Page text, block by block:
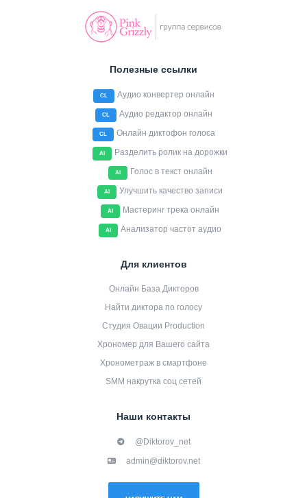
Полезные ссылки
CL Аудио конвертер онлайн
CL Аудио редактор онлайн
CL Онлайн диктофон голоса
AI Разделить ролик на дорожки
AI Голос в текст онлайн
AI Улучшить качество записи
AI Мастеринг трека онлайн
AI Анализатор частот аудио
Для клиентов
Онлайн База Дикторов
Найти диктора по голосу
Студия Овации Production
Хрономер для Вашего сайта
Хронометраж в смартфоне
SMM накрутка соц сетей
Наши контакты
@Diktorov_net
admin@diktorov.net